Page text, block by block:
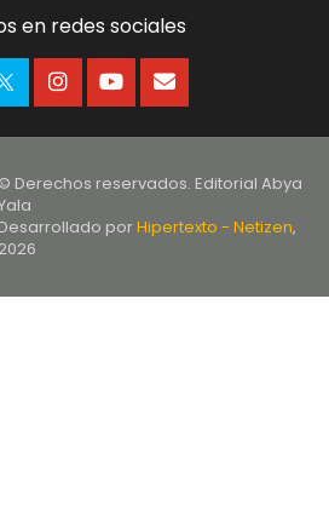
en redes sociales
© Derechos reservados. Editorial Abya
Desarrollado porHipertexto - Netizen,
2026